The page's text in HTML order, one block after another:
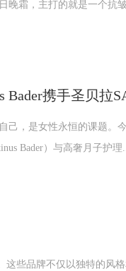
霜，主打的就是一个抗皱
Bader携手圣贝拉
己，是女性永恒的课题。
Bader）与高奢月子护理...
些品牌不仅以独特的风